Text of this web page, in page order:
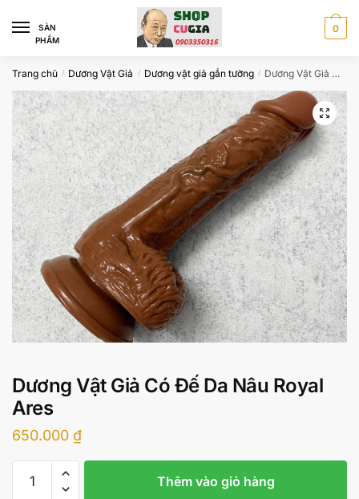
navigation
content
SÀN
PHẨM
0
Trang chủ / Dương Vật Giả / Dương vật giả gắn tường / Dương Vật Giả Có Đế Da Nâu Royal Ares
Dương Vật Giả Có Đế Da Nâu Royal
Ares
650.000 ₫
Thêm vào giỏ hàng